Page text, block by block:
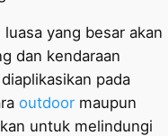
yang besar akan
dan kendaraan
pada
outdoor maupun
untuk melindungi